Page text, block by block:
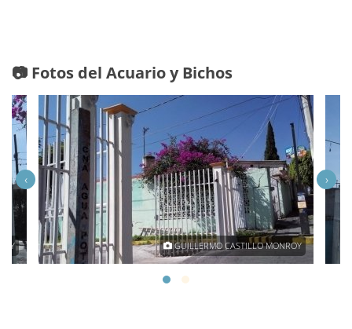
📷 Fotos del Acuario y Bichos
GUILLERMO CASTILLO MONROY
‹ ›